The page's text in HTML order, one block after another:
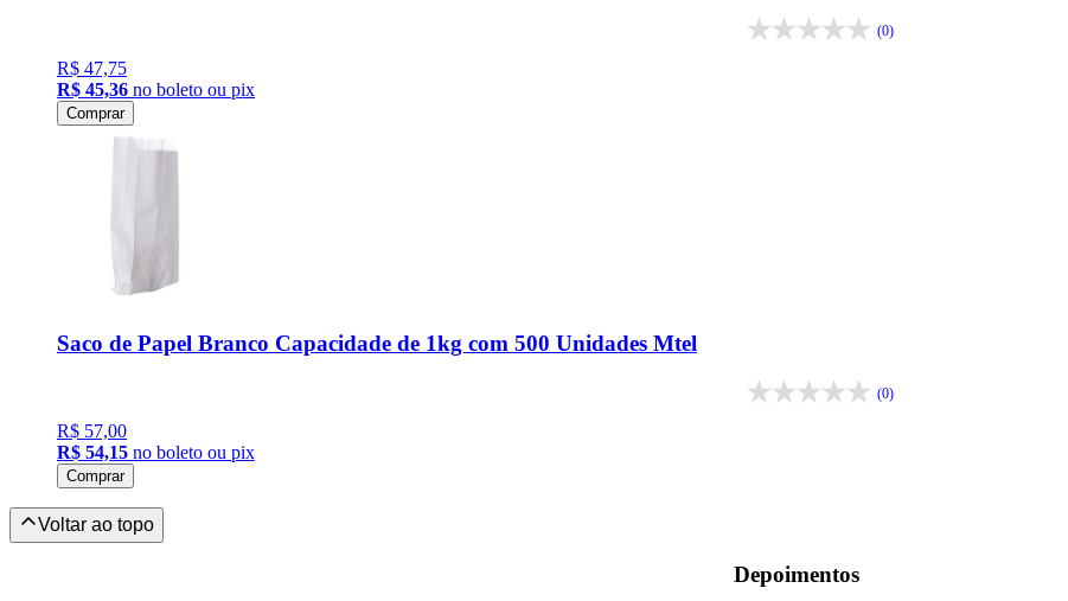
(0)
R$ 47,75
R$ 45,36 no boleto ou pix
Comprar
Saco de Papel Branco Capacidade de 1kg com 500 Unidades Mtel
(0)
R$ 57,00
R$ 54,15 no boleto ou pix
Comprar
Depoimentos